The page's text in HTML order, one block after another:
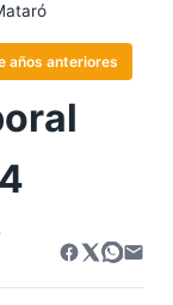
años anteriores